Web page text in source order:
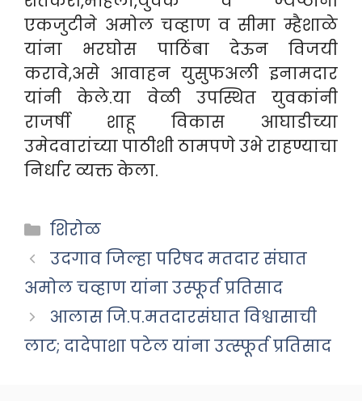
एकजुटीने अमोल चव्हाण व सीमा म्हैशाळे
यांना भरघोस पाठिंबा देऊन विजयी
करावे,असे आवाहन युसुफअली इनामदार
यांनी केले.या वेळी उपस्थित युवकांनी
राजर्षी शाहू विकास आघाडीच्या
उमेदवारांच्या पाठीशी ठामपणे उभे राहण्याचा
निर्धार व्यक्त केला.
Categories
शिरोळ
उदगाव जिल्हा परिषद मतदार संघात
अमोल चव्हाण यांना उस्फूर्त प्रतिसाद
आलास जि.प.मतदारसंघात विश्वासाची
लाट; दादेपाशा पटेल यांना उत्स्फूर्त प्रतिसाद